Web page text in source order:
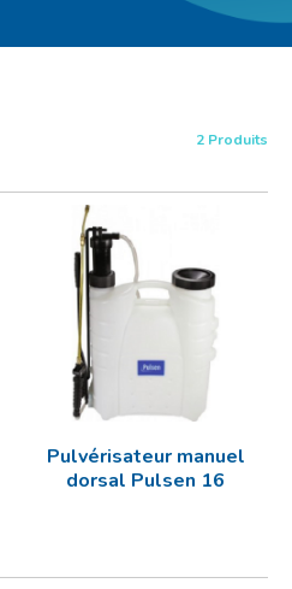
2 Produits
Pulvérisateur manuel
dorsal Pulsen 16